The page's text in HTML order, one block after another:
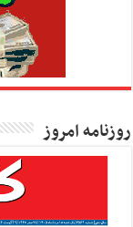
روزنامه امروز